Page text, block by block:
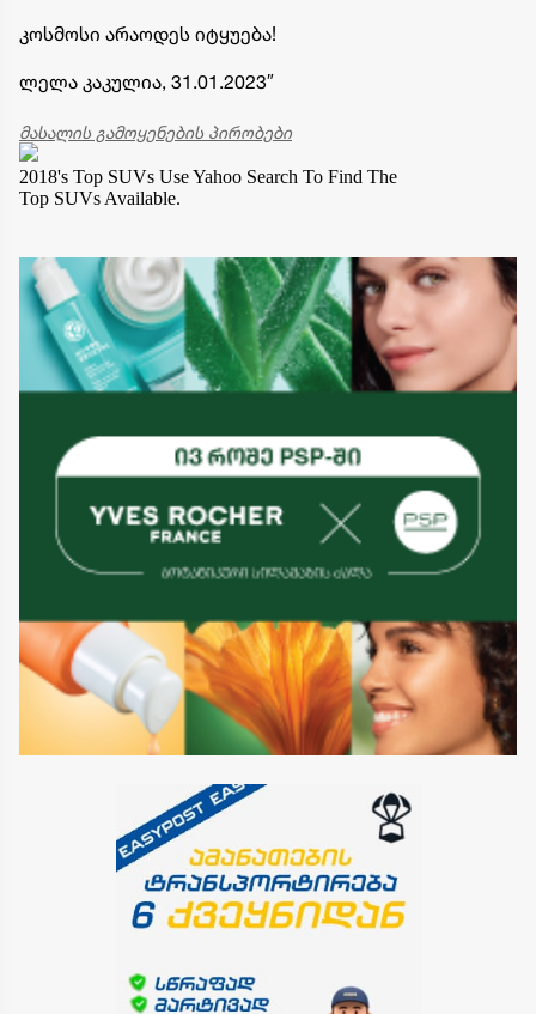
კოსმოსი არაოდეს იტყუება!
ლელა კაკულია, 31.01.2023″
მასალის გამოყენების პირობები
2018's Top SUVs Use Yahoo Search To Find The
Top SUVs Available.